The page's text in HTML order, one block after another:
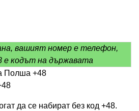
вашият номер е телефон,
е кодът на държавата
Полша +48
да се набират без код +48.